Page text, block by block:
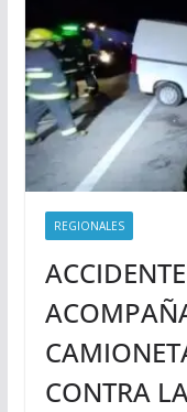
REGIONALES
CONTRA